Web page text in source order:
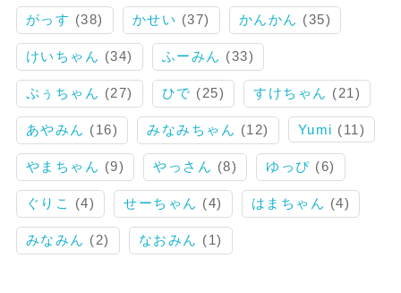
がっす (38) かせい (37) かんかん (35)
けいちゃん (34) ふーみん (33)
ぷぅちゃん (27) ひで (25) すけちゃん (21)
あやみん (16) みなみちゃん (12) Yumi (11)
やまちゃん (9) やっさん (8) ゆっぴ (6)
ぐりこ (4) せーちゃん (4) はまちゃん (4)
みなみん (2) なおみん (1)